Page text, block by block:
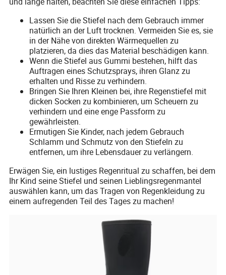
Lassen Sie die Stiefel nach dem Gebrauch immer
natürlich an der Luft trocknen. Vermeiden Sie es, sie
in der Nähe von direkten Wärmequellen zu
platzieren, da dies das Material beschädigen kann.
Wenn die Stiefel aus Gummi bestehen, hilft das
Auftragen eines Schutzsprays, ihren Glanz zu
erhalten und Risse zu verhindern.
Bringen Sie Ihren Kleinen bei, ihre Regenstiefel mit
dicken Socken zu kombinieren, um Scheuern zu
verhindern und eine enge Passform zu
gewährleisten.
Ermutigen Sie Kinder, nach jedem Gebrauch
Schlamm und Schmutz von den Stiefeln zu
entfernen, um ihre Lebensdauer zu verlängern.
Erwägen Sie, ein lustiges Regenritual zu schaffen, bei dem
Ihr Kind seine Stiefel und seinen Lieblingsregenmantel
auswählen kann, um das Tragen von Regenkleidung zu
einem aufregenden Teil des Tages zu machen!